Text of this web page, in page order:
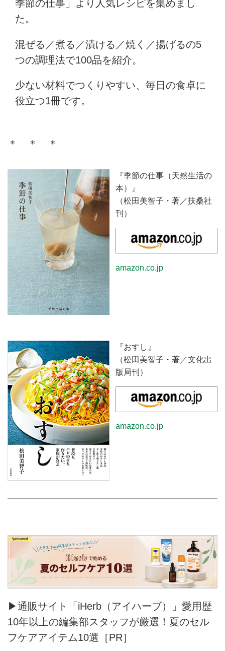
季節の仕事」より人気レシピを集めまし
た。
混ぜる／煮る／漬ける／焼く／揚げるの5
つの調理法で100品を紹介。
少ない材料でつくりやすい、毎日の食卓に
役立つ1冊です。
＊ ＊ ＊
『季節の仕事（天然生活の
本）』
（松田美智子・著／扶桑社
刊）
amazon.co.jp
『おすし』
（松田美智子・著／文化出
版局刊）
amazon.co.jp
▶通販サイト「iHerb（アイハーブ）」愛用歴
10年以上の編集部スタッフが厳選！夏のセル
フケアアイテム10選［PR］